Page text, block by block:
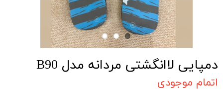
دمپایی لاانگشتی مردانه مدل B90
اتمام موجودی